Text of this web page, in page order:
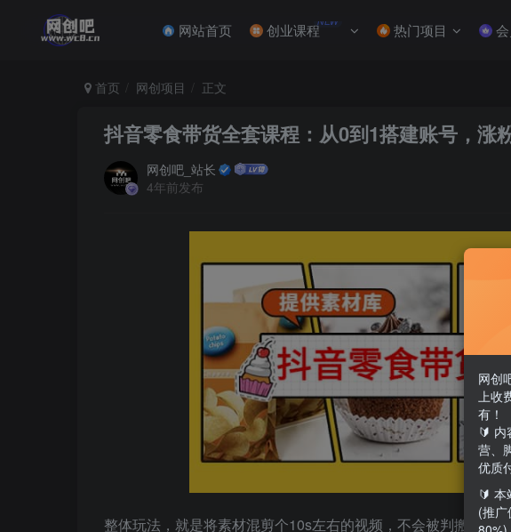
网站首页 创业课程NEW 热门项目 会
首页 网创项目 正文
抖音零食带货全套课程：从0到1搭建账号，涨
网创吧_站长
4年前发布
整体玩法，就是将素材混剪个10s左右的视频，不会被判搬运，
网创
上
有！
🔰
营、
优质
🔰
(推